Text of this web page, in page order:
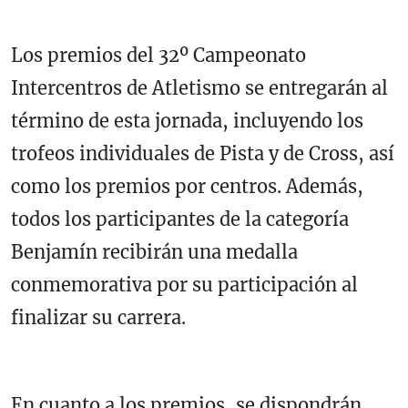
Los premios del 32º Campeonato
Intercentros de Atletismo se entregarán al
término de esta jornada, incluyendo los
trofeos individuales de Pista y de Cross, así
como los premios por centros. Además,
todos los participantes de la categoría
Benjamín recibirán una medalla
conmemorativa por su participación al
finalizar su carrera.